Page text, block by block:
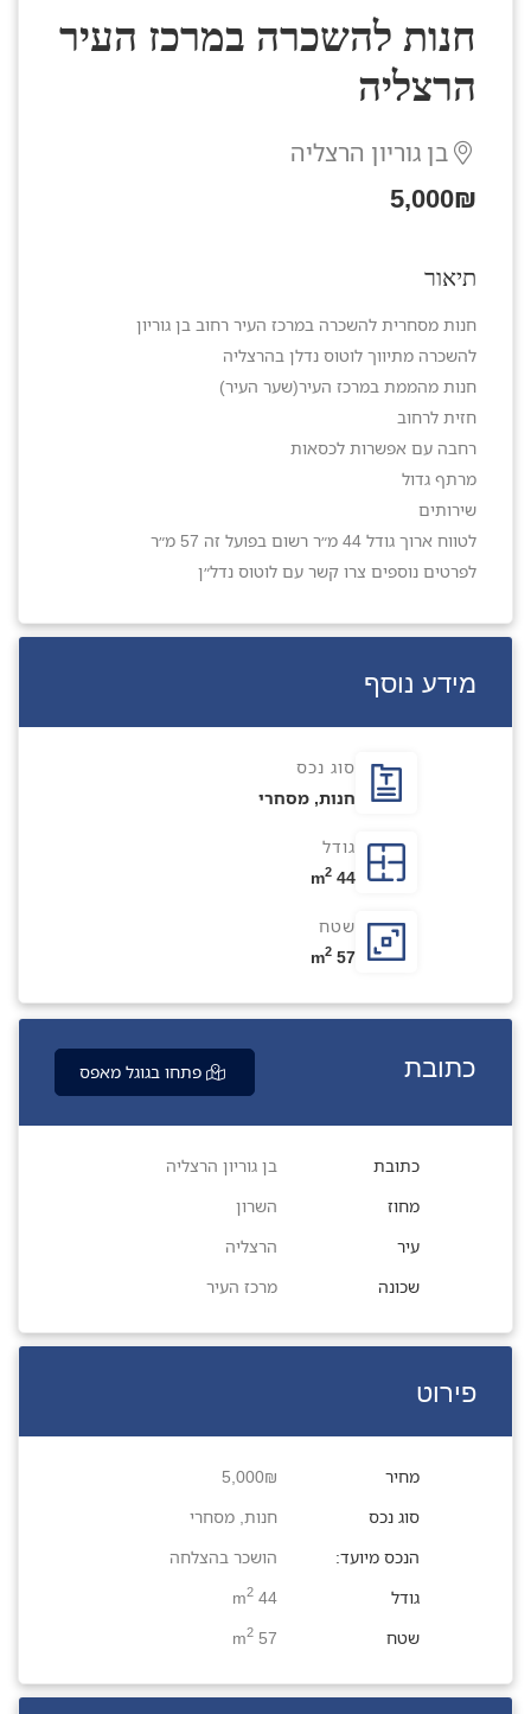
חנות להשכרה במרכז העיר
הרצליה
בן גוריון הרצליה
5,000₪
תיאור
חנות מסחרית להשכרה במרכז העיר רחוב בן גוריון
להשכרה מתיווך לוטוס נדלן בהרצליה
חנות מהממת במרכז העיר(שער העיר)
חזית לרחוב
רחבה עם אפשרות לכסאות
מרתף גדול
שירותים
לטווח ארוך גודל 44 מ״ר רשום בפועל זה 57 מ״ר
לפרטים נוספים צרו קשר עם לוטוס נדל״ן
מידע נוסף
סוג נכס
חנות, מסחרי
גודל
44 m
2
שטח
57 m
2
כתובת פתחו בגוגל מאפס
כתובת
בן גוריון הרצליה
מחוז
השרון
עיר
הרצליה
שכונה
מרכז העיר
פירוט
מחיר
5,000₪
סוג נכס
חנות מסחרי
הנכס מיועד:
הושכר בהצלחה
גודל
44 m
2
שטח 57 m
2